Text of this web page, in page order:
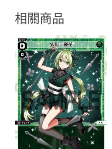
奏
ト
リ
ッ
ク
（機
關）
LV2
Dissona
相關商品